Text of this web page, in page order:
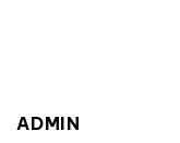
ADMIN